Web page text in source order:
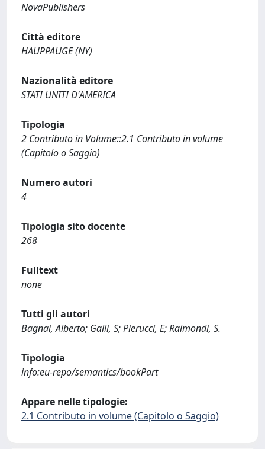
NovaPublishers
Città editore
HAUPPAUGE (NY)
Nazionalità editore
STATI UNITI D'AMERICA
Tipologia
2 Contributo in Volume::2.1 Contributo in volume
(Capitolo o Saggio)
Numero autori
4
Tipologia sito docente
268
Fulltext
none
Tutti gli autori
Bagnai, Alberto; Galli, S; Pierucci, E; Raimondi, S.
Tipologia
info:eu-repo/semantics/bookPart
Appare nelle tipologie:
2.1 Contributo in volume (Capitolo o Saggio)